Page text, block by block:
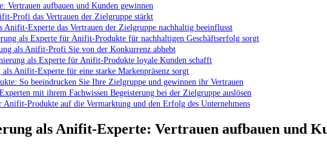
aufbauen und Kunden gewinnen
Profi das Vertrauen der Zielgruppe stärkt
Experte ⁢das Vertrauen der Zielgruppe nachhaltig⁣ beeinflusst
als Experte für Anifit-Produkte für nachhaltigen Geschäftserfolg sorgt
als Anifit-Profi Sie ⁣von der Konkurrenz‌ abhebt
als Experte für​ Anifit-Produkte loyale Kunden​ schafft
Anifit-Experte für eine starke Markenpräsenz sorgt
So⁤ beeindrucken Sie Ihre Zielgruppe und gewinnen ihr‍ Vertrauen
mit ihrem Fachwissen‌ Begeisterung bei der Zielgruppe⁢ auslösen
Produkte auf die Vermarktung und​ den Erfolg des Unternehmens
als Anifit-Experte: Vertrauen aufbauen und